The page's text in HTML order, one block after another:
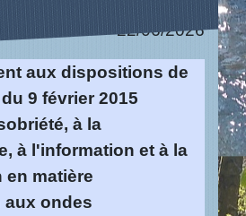
22/06/2026
aux dispositions de
9 février 2015
à la
à l'information et à la
matière
ondes